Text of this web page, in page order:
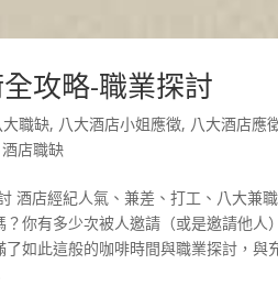
攻略-職業探討
大職缺, 八大酒店小姐應徵, 八大酒店應
酒店職缺
酒店經紀人氣、兼差、打工、八大兼
你有多少次被人邀請（或是邀請他
如此這般的咖啡時間與職業探討，